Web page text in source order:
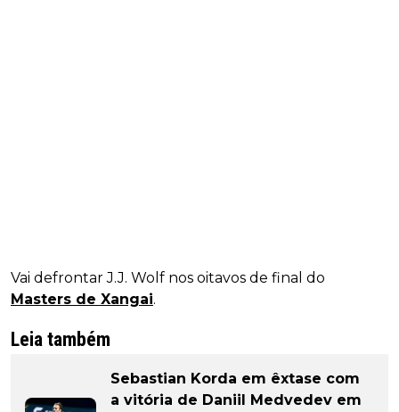
Vai defrontar J.J. Wolf nos oitavos de final do
Masters de Xangai.
Leia também
Sebastian Korda em êxtase com
a vitória de Daniil Medvedev em